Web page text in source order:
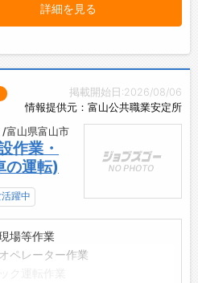
詳細を見る
掲載開始日:2026/08/06
情報提供元：富山公共職業安定所
富山県富山市
作業・
の運転)
躍中
場等作業
ペレーター作業